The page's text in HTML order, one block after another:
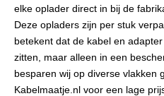
elke oplader direct in bij de
Deze opladers zijn per stuk
betekent dat de kabel en
zitten, maar alleen in een
besparen wij op diverse vlakken
Kabelmaatje.nl voor een lage